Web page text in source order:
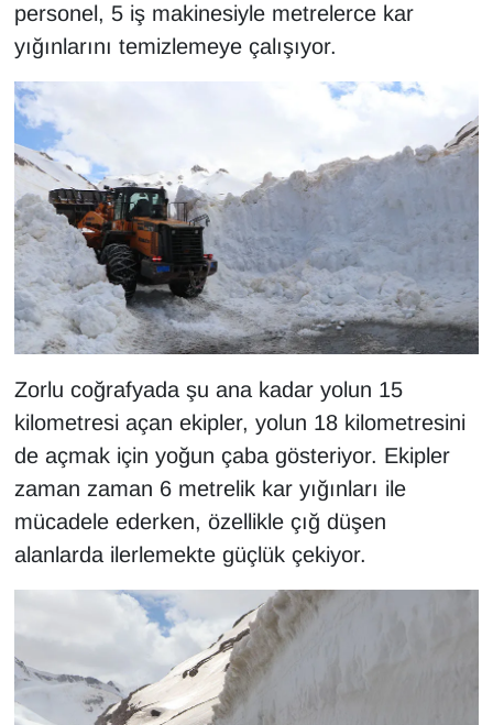
personel, 5 iş makinesiyle metrelerce kar
yığınlarını temizlemeye çalışıyor.
Zorlu coğrafyada şu ana kadar yolun 15
kilometresi açan ekipler, yolun 18 kilometresini
de açmak için yoğun çaba gösteriyor. Ekipler
zaman zaman 6 metrelik kar yığınları ile
mücadele ederken, özellikle çığ düşen
alanlarda ilerlemekte güçlük çekiyor.
MEDYA
POLİTİKA
Resmi İlanlar
RÖPORTAJ
SAĞLIK
Seri İlan
Sinema - TV
SİYASET
SPOR
TEBRİK
Turizm